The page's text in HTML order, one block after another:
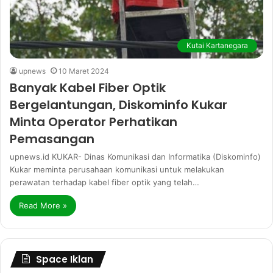
Kutai Kartanegara
upnews 10 Maret 2024
Banyak Kabel Fiber Optik
Bergelantungan, Diskominfo Kukar
Minta Operator Perhatikan
Pemasangan
upnews.id KUKAR- Dinas Komunikasi dan Informatika (Diskominfo)
Kukar meminta perusahaan komunikasi untuk melakukan
perawatan terhadap kabel fiber optik yang telah…
Read More »
Space Iklan